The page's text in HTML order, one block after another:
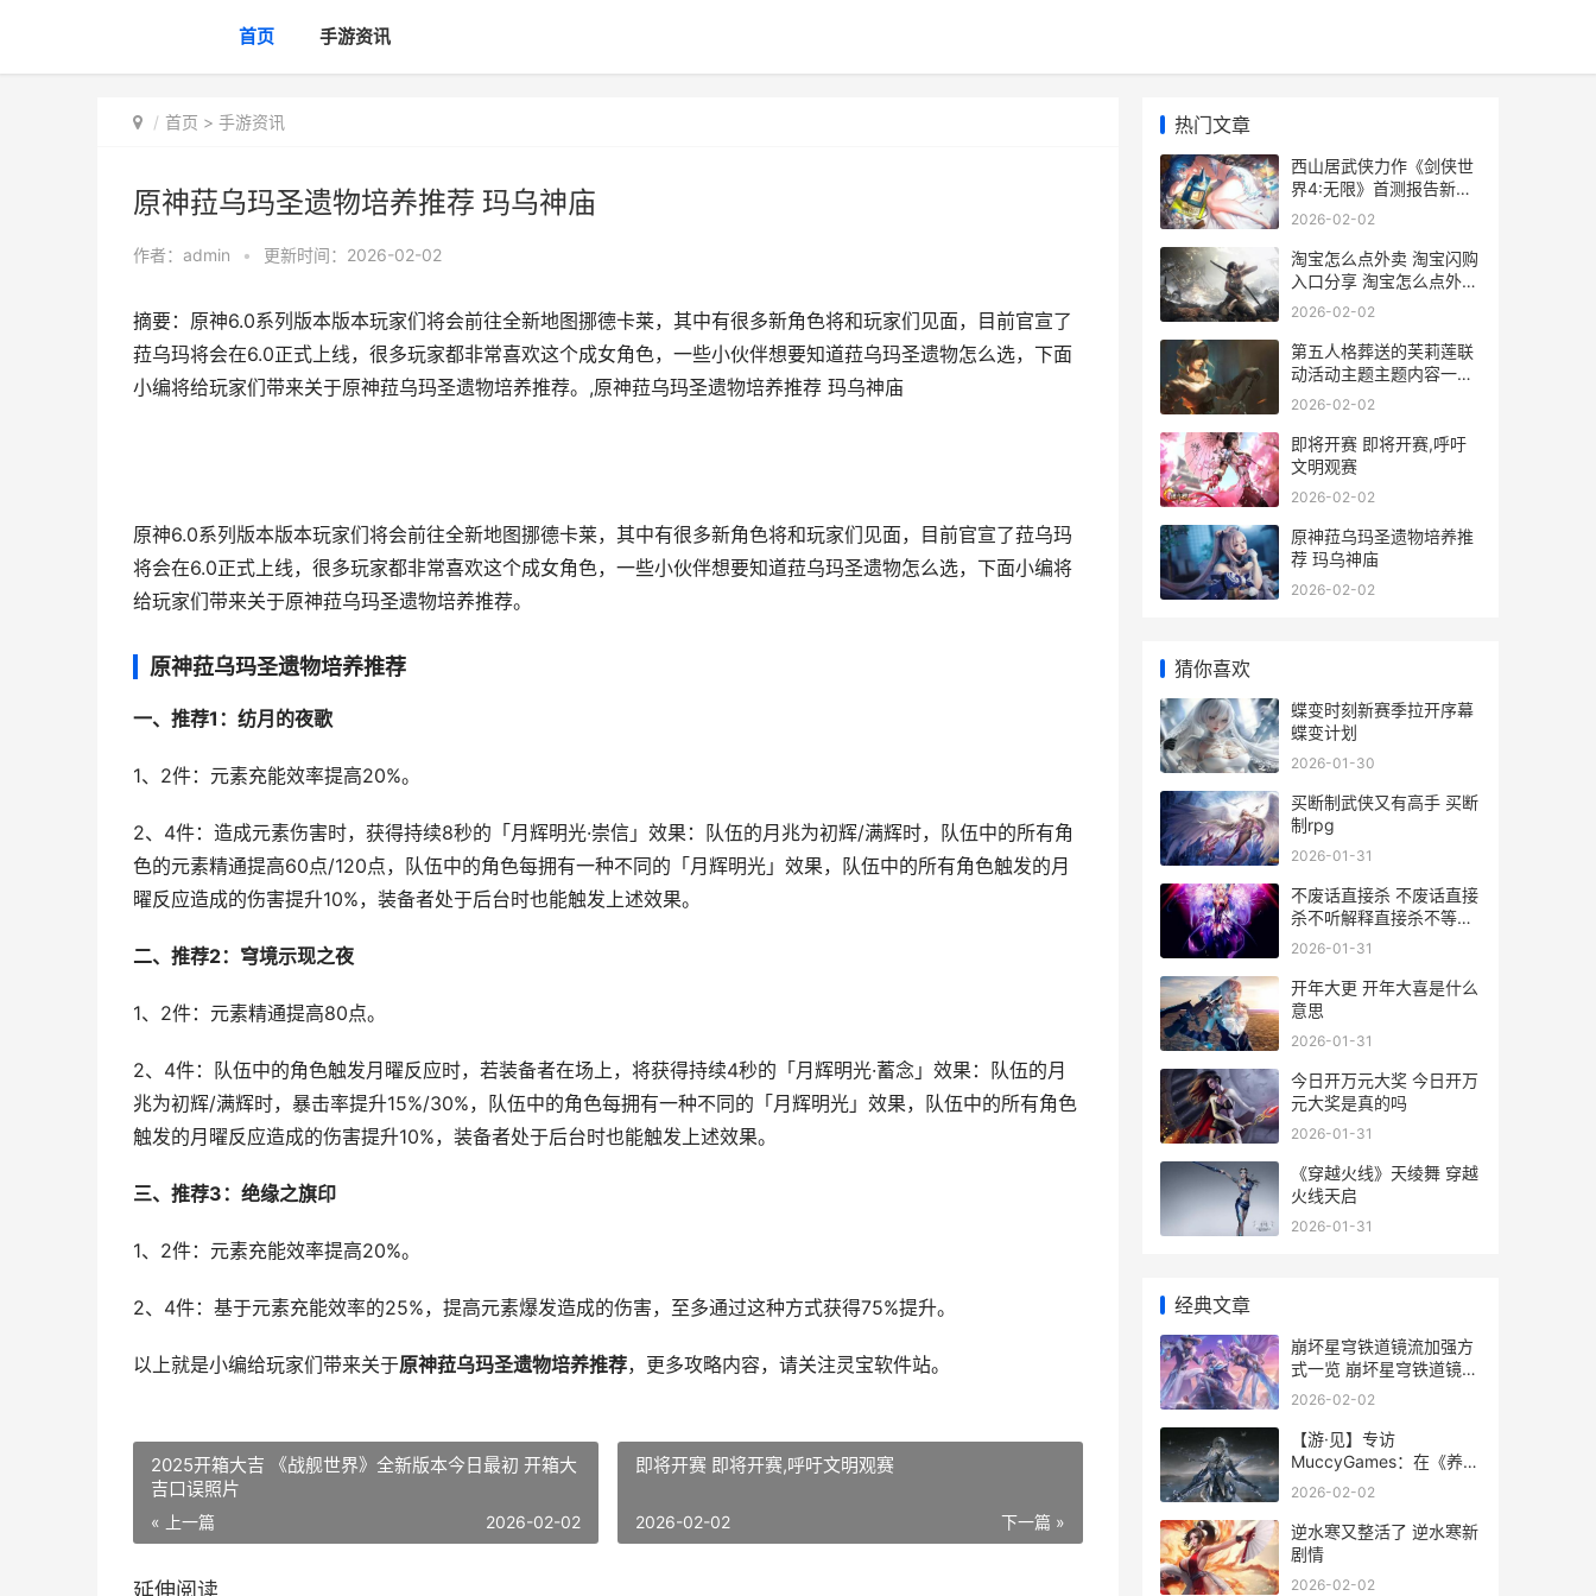
首页 手游资讯
首页 > 手游资讯
原神菈乌玛圣遗物培养推荐 玛乌神庙
作者： admin • 更新时间：2026-02-02
摘要：原神6.0系列版本版本玩家们将会前往全新地图挪德卡莱，其中有很多新角色将和玩家们见面，目前官宣了
菈乌玛将会在6.0正式上线，很多玩家都非常喜欢这个成女角色，一些小伙伴想要知道菈乌玛圣遗物怎么选，下面
小编将给玩家们带来关于原神菈乌玛圣遗物培养推荐。,原神菈乌玛圣遗物培养推荐 玛乌神庙
原神6.0系列版本版本玩家们将会前往全新地图挪德卡莱，其中有很多新角色将和玩家们见面，目前官宣了菈乌玛
将会在6.0正式上线，很多玩家都非常喜欢这个成女角色，一些小伙伴想要知道菈乌玛圣遗物怎么选，下面小编将
给玩家们带来关于原神菈乌玛圣遗物培养推荐。
原神菈乌玛圣遗物培养推荐
一、推荐1：纺月的夜歌
1、2件：元素充能效率提高20%。
2、4件：造成元素伤害时，获得持续8秒的「月辉明光·崇信」效果：队伍的月兆为初辉/满辉时，队伍中的所有角
色的元素精通提高60点/120点，队伍中的角色每拥有一种不同的「月辉明光」效果，队伍中的所有角色触发的月
曜反应造成的伤害提升10%，装备者处于后台时也能触发上述效果。
二、推荐2：穹境示现之夜
1、2件：元素精通提高80点。
2、4件：队伍中的角色触发月曜反应时，若装备者在场上，将获得持续4秒的「月辉明光·蓄念」效果：队伍的月
兆为初辉/满辉时，暴击率提升15%/30%，队伍中的角色每拥有一种不同的「月辉明光」效果，队伍中的所有角色
触发的月曜反应造成的伤害提升10%，装备者处于后台时也能触发上述效果。
三、推荐3：绝缘之旗印
1、2件：元素充能效率提高20%。
2、4件：基于元素充能效率的25%，提高元素爆发造成的伤害，至多通过这种方式获得75%提升。
以上就是小编给玩家们带来关于原神菈乌玛圣遗物培养推荐，更多攻略内容，请关注灵宝软件站。
2025开箱大吉 《战舰世界》全新版本今日最初 开箱大
吉口误照片
« 上一篇 2026-02-02
即将开赛 即将开赛,呼吁文明观赛
下一篇 »
2026-02-02
延伸阅读
热门文章
西山居武侠力作《剑侠世
界4:无限》首测报告新鲜
出炉 西山居出的游戏
2026-02-02
淘宝怎么点外卖 淘宝闪购
入口分享 淘宝怎么点外卖
入口
2026-02-02
第五人格葬送的芙莉莲联
动活动主题主题内容一览
第五人格葬送的芙莉莲
2026-02-02
即将开赛 即将开赛,呼吁
文明观赛
2026-02-02
原神菈乌玛圣遗物培养推
荐 玛乌神庙
2026-02-02
猜你喜欢
蝶变时刻新赛季拉开序幕
蝶变计划
2026-01-30
买断制武侠又有高手 买断
制rpg
2026-01-31
不废话直接杀 不废话直接
杀不听解释直接杀不等说
话直接杀
2026-01-31
开年大更 开年大喜是什么
意思
2026-01-31
今日开万元大奖 今日开万
元大奖是真的吗
2026-01-31
《穿越火线》天绫舞 穿越
火线天启
2026-01-31
经典文章
崩坏星穹铁道镜流加强方
式一览 崩坏星穹铁道镜流
被掐脖子
2026-02-02
【游·见】专访
MuccyGames：在《养老
小镇》里
2026-02-02
逆水寒又整活了 逆水寒新
剧情
2026-02-02